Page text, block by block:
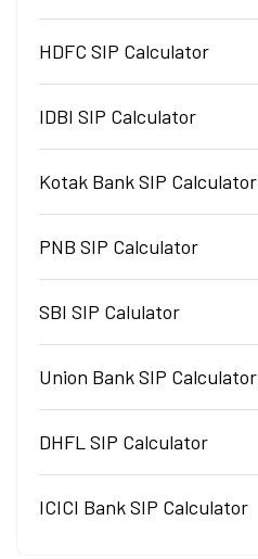
HDFC SIP Calculator
IDBI SIP Calculator
Kotak Bank SIP Calculator
PNB SIP Calculator
SBI SIP Calulator
Union Bank SIP Calculator
DHFL SIP Calculator
ICICI Bank SIP Calculator